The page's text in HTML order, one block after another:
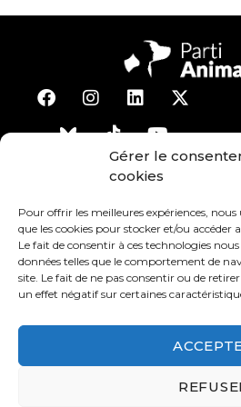
Gérer le
cookies
Pour offrir les meilleures expériences,
que les cookies pour stocker et/ou accéder
Le fait de consentir à ces technologies
données telles que le comportement de
site. Le fait de ne pas consentir ou de
un effet négatif sur certaines
Conditions générales
Protection des données